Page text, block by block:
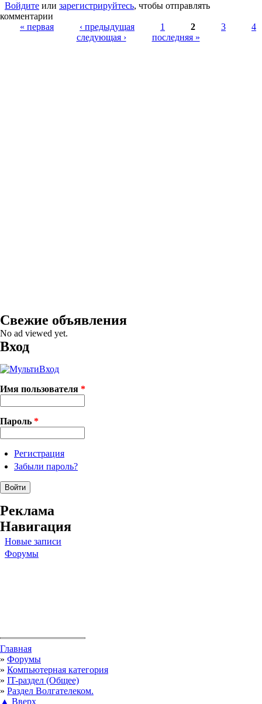
Войдите или зарегистрируйтесь, чтобы отправлять
комментарии
Страницы
« первая ‹ предыдущая 1 2 3
4
следующая ›
последняя »
Свежие объявления
No ad viewed yet.
Вход
Имя пользователя *
Пароль *
Регистрация
Забыли пароль?
Реклама
Навигация
Новые записи
Форумы
Вы здесь
Главная
» Форумы
» Компьютерная категория
» IT-раздел (Общее)
» Раздел Волгателеком.
▲ Вверх